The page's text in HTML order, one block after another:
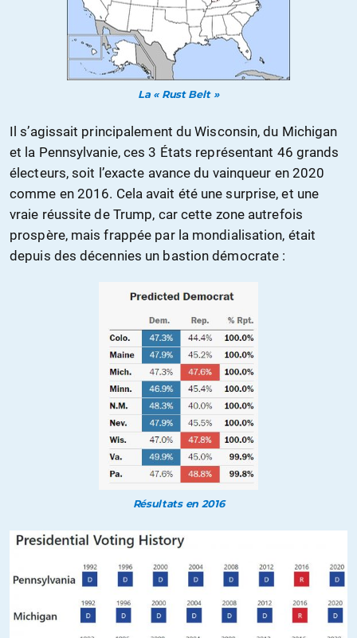
La « Rust Belt »
Il s’agissait principalement du Wisconsin, du Michigan
et la Pennsylvanie, ces 3 États représentant 46 grands
électeurs, soit l’exacte avance du vainqueur en 2020
comme en 2016. Cela avait été une surprise, et une
vraie réussite de Trump, car cette zone autrefois
prospère, mais frappée par la mondialisation, était
depuis des décennies un bastion démocrate :
Résultats en 2016